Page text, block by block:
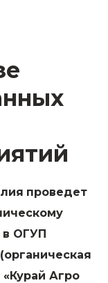
проведет
в ОГУП
Агро